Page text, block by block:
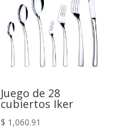
Juego de 28
cubiertos Iker
$ 1,060.91